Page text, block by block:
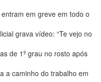
em greve em todo o
grava vídeo: “Te vejo no
de 1º grau no rosto após
a caminho do trabalho em